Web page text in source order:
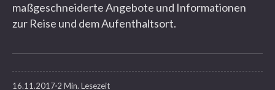
maßgeschneiderte Angebote und Informationen
zur Reise und dem Aufenthaltsort.
16.11.2017 2 Min. Lesezeit